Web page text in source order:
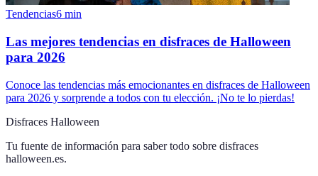
Tendencias6 min
Las mejores tendencias en disfraces de Halloween
para 2026
Conoce las tendencias más emocionantes en disfraces de Halloween
para 2026 y sorprende a todos con tu elección. ¡No te lo pierdas!
Disfraces Halloween
Tu fuente de información para saber todo sobre disfraces
halloween.es.